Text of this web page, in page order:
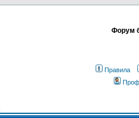
Форум
Правила